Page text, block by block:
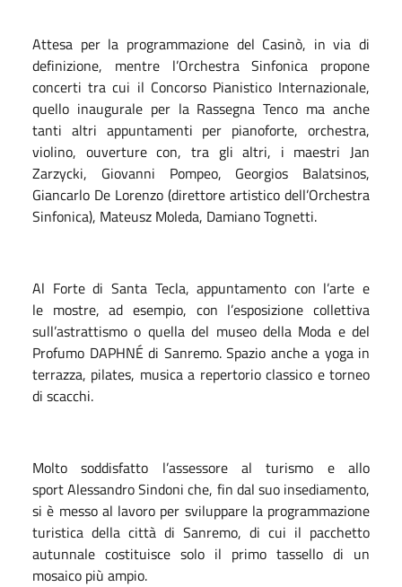
Attesa per la programmazione del Casinò, in via di
definizione, mentre l’Orchestra Sinfonica propone
concerti tra cui il Concorso Pianistico Internazionale,
quello inaugurale per la Rassegna Tenco ma anche
tanti altri appuntamenti per pianoforte, orchestra,
violino, ouverture con, tra gli altri, i maestri Jan
Zarzycki, Giovanni Pompeo, Georgios Balatsinos,
Giancarlo De Lorenzo (direttore artistico dell’Orchestra
Sinfonica), Mateusz Moleda, Damiano Tognetti.
Al Forte di Santa Tecla, appuntamento con l’arte e
le mostre, ad esempio, con l’esposizione collettiva
sull’astrattismo o quella del museo della Moda e del
Profumo DAPHNÉ di Sanremo. Spazio anche a yoga in
terrazza, pilates, musica a repertorio classico e torneo
di scacchi.
Molto soddisfatto l’assessore al turismo e allo
sport Alessandro Sindoni che, fin dal suo insediamento,
si è messo al lavoro per sviluppare la programmazione
turistica della città di Sanremo, di cui il pacchetto
autunnale costituisce solo il primo tassello di un
mosaico più ampio.